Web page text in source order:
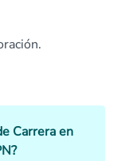
Carrera en